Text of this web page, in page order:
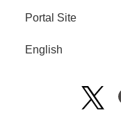
Portal Site
English